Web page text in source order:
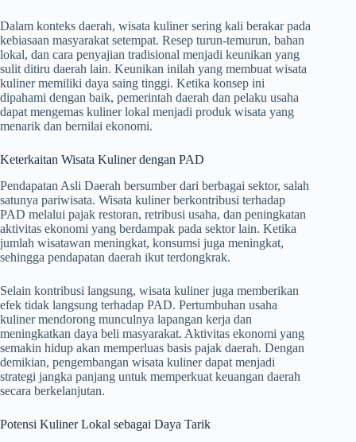
Dalam konteks daerah, wisata kuliner sering kali berakar pada
kebiasaan masyarakat setempat. Resep turun-temurun, bahan
lokal, dan cara penyajian tradisional menjadi keunikan yang
sulit ditiru daerah lain. Keunikan inilah yang membuat wisata
kuliner memiliki daya saing tinggi. Ketika konsep ini
dipahami dengan baik, pemerintah daerah dan pelaku usaha
dapat mengemas kuliner lokal menjadi produk wisata yang
menarik dan bernilai ekonomi.
Keterkaitan Wisata Kuliner dengan PAD
Pendapatan Asli Daerah bersumber dari berbagai sektor, salah
satunya pariwisata. Wisata kuliner berkontribusi terhadap
PAD melalui pajak restoran, retribusi usaha, dan peningkatan
aktivitas ekonomi yang berdampak pada sektor lain. Ketika
jumlah wisatawan meningkat, konsumsi juga meningkat,
sehingga pendapatan daerah ikut terdongkrak.
Selain kontribusi langsung, wisata kuliner juga memberikan
efek tidak langsung terhadap PAD. Pertumbuhan usaha
kuliner mendorong munculnya lapangan kerja dan
meningkatkan daya beli masyarakat. Aktivitas ekonomi yang
semakin hidup akan memperluas basis pajak daerah. Dengan
demikian, pengembangan wisata kuliner dapat menjadi
strategi jangka panjang untuk memperkuat keuangan daerah
secara berkelanjutan.
Potensi Kuliner Lokal sebagai Daya Tarik